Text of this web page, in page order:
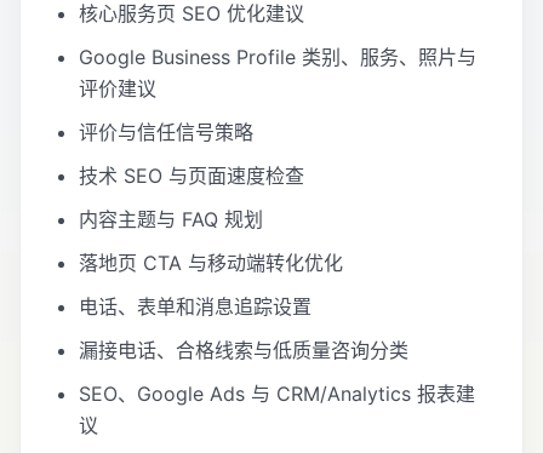
核心服务页 SEO 优化建议
Google Business Profile 类别、服务、照片与
评价建议
评价与信任信号策略
技术 SEO 与页面速度检查
内容主题与 FAQ 规划
落地页 CTA 与移动端转化优化
电话、表单和消息追踪设置
漏接电话、合格线索与低质量咨询分类
SEO、Google Ads 与 CRM/Analytics 报表建
议